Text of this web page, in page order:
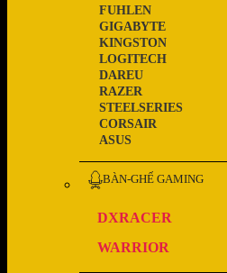
ASUS
CORSAIR
STEELSERIES
RAZER
DAREU
LOGITECH
KINGSTON
GIGABYTE
FUHLEN
BÀN-GHẾ GAMING
DXRACER
WARRIOR